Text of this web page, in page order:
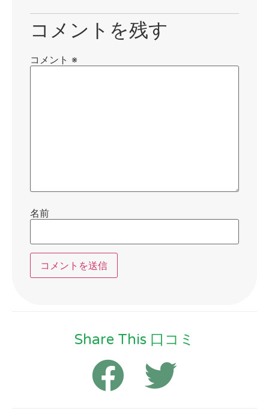
コメントを残す
コメント ※
名前
Share This 口コミ